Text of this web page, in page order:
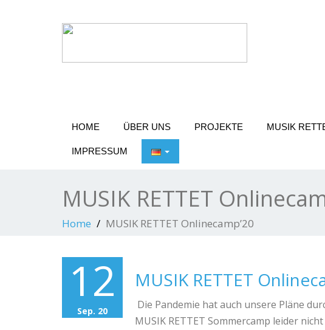
HOME ÜBER UNS PROJEKTE MUSIK
IMPRESSUM
MUSIK RETTET
Home MUSIK RETTET Onlinecamp’20
12
Sep. 20
MUSIK RETTET
Die Pandemie hat auch unsere Pläne
MUSIK RETTET Sommercamp leider